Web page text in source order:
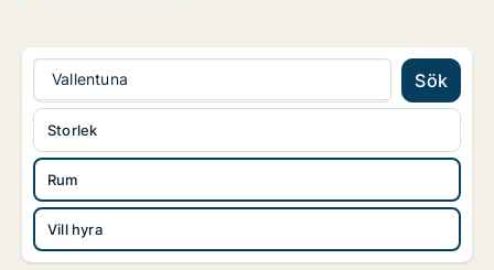
Vallentuna Sök
Rum
Vill hyra
Storlek